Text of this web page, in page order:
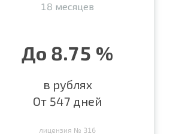
18 месяцев
До 8.75 %
в рублях
От 547 дней
лицензия № 316